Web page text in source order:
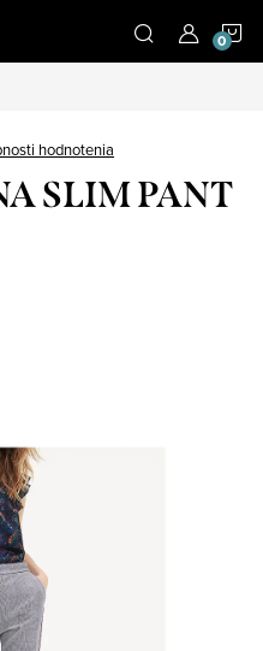
hodnotenia
SLIM PANT